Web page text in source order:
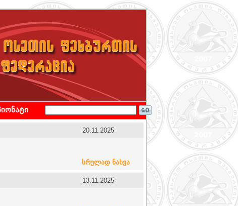
20.11.2025
სრულად ნახვა
13.11.2025